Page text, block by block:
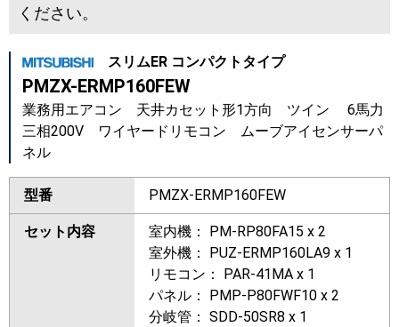
ください。
スリムER コンパクトタイプ
PMZX-ERMP160FEW
業務用エアコン 天井カセット形1方向 ツイン 6馬力
三相200V ワイヤードリモコン ムーブアイセンサーパ
ネル
型番 PMZX-ERMP160FEW
セット内容
室内機： PM-RP80FA15 x 2
室外機： PUZ-ERMP160LA9 x 1
リモコン： PAR-41MA x 1
パネル： PMP-P80FWF10 x 2
分岐管： SDD-50SR8 x 1